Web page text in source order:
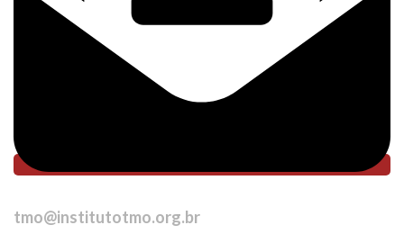
tmo@institutotmo.org.br